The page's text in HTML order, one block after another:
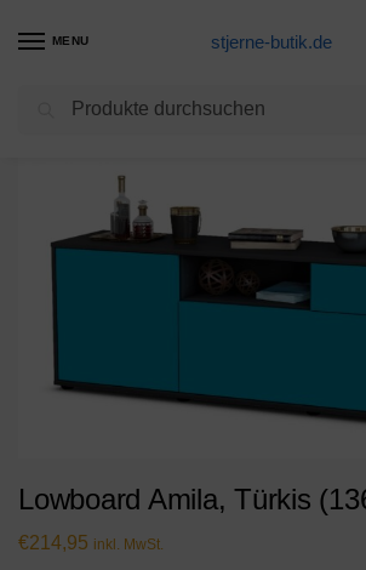
MENU stjerne-butik.de
Unkategorisiert / Lowboard Amila, Türkis
Lowboard Amila, Türkis
€214,95 inkl. MwSt.